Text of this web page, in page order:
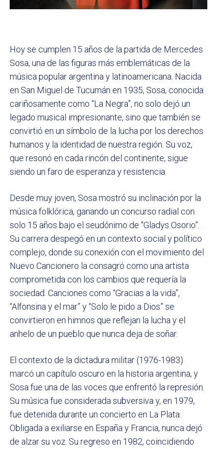
Hoy se cumplen 15 años de la partida de Mercedes
Sosa, una de las figuras más emblemáticas de la
música popular argentina y latinoamericana. Nacida
en San Miguel de Tucumán en 1935, Sosa, conocida
cariñosamente como “La Negra”, no solo dejó un
legado musical impresionante, sino que también se
convirtió en un símbolo de la lucha por los derechos
humanos y la identidad de nuestra región. Su voz,
que resonó en cada rincón del continente, sigue
siendo un faro de esperanza y resistencia.
Desde muy joven, Sosa mostró su inclinación por la
música folklórica, ganando un concurso radial con
solo 15 años bajo el seudónimo de “Gladys Osorio”.
Su carrera despegó en un contexto social y político
complejo, donde su conexión con el movimiento del
Nuevo Cancionero la consagró como una artista
comprometida con los cambios que requería la
sociedad. Canciones como “Gracias a la vida”,
“Alfonsina y el mar” y “Solo le pido a Dios” se
convirtieron en himnos que reflejan la lucha y el
anhelo de un pueblo que nunca deja de soñar.
El contexto de la dictadura militar (1976-1983)
marcó un capítulo oscuro en la historia argentina, y
Sosa fue una de las voces que enfrentó la represión.
Su música fue considerada subversiva y, en 1979,
fue detenida durante un concierto en La Plata.
Obligada a exiliarse en España y Francia, nunca dejó
de alzar su voz. Su regreso en 1982, coincidiendo